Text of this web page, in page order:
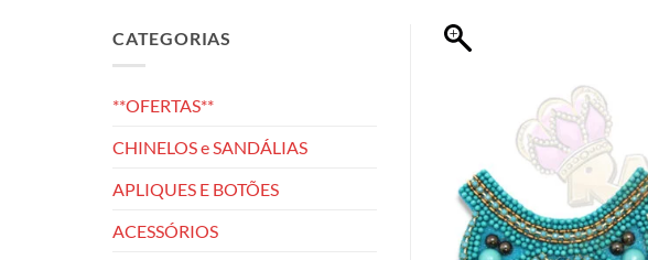
CATEGORIAS
**OFERTAS**
CHINELOS e SANDÁLIAS
APLIQUES E BOTÕES
ACESSÓRIOS